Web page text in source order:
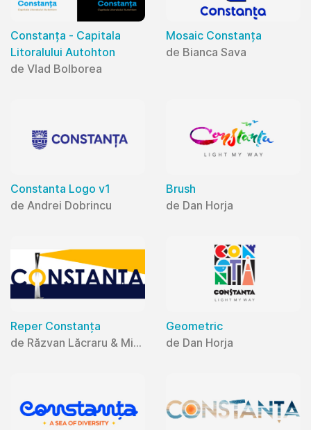
Constanța - Capitala
Litoralului Autohton
de Vlad Bolborea
Mosaic Constanța
de Bianca Sava
Constanta Logo v1
de Andrei Dobrincu
Brush
de Dan Horja
Reper Constanța
de Răzvan Lăcraru & Mihaela Lăcraru
Geometric
de Dan Horja